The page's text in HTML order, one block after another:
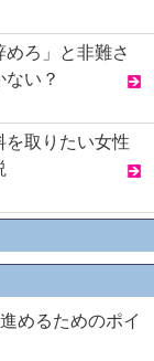
ろ」と非難さ
い？
を取りたい女性
めるためのポイ